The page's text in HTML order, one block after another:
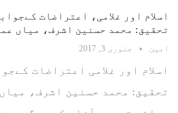
اسلام اور غلامی، اعتراضات
تحقیق: محمد حسنین اشرف، میاں
امین جنوری 3, 2017
اسلام اور غلامی اعتراضات
تحقیق: محمد حسنین اشرف،